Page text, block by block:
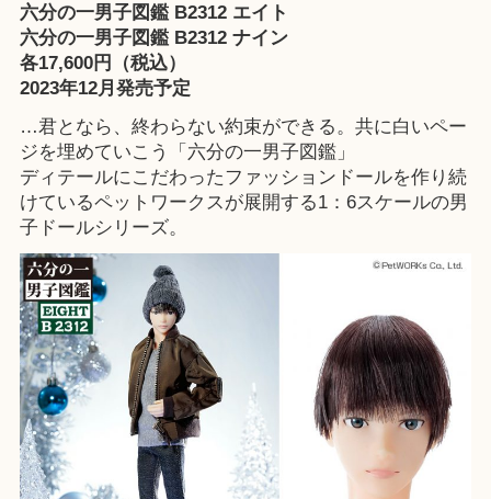
六分の一男子図鑑 B2312 エイト
六分の一男子図鑑 B2312 ナイン
各17,600円（税込）
2023年12月発売予定
…君となら、終わらない約束ができる。共に白いペー
ジを埋めていこう「六分の一男子図鑑」
ディテールにこだわったファッションドールを作り続
けているペットワークスが展開する1：6スケールの男
子ドールシリーズ。